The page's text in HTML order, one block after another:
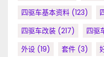
四驱车基本资料 (123)
四驱车改装 (217) 四驱
外设 (19) 套件 (3)